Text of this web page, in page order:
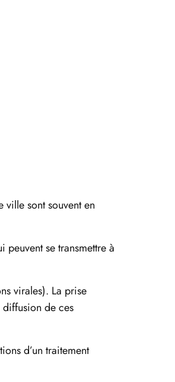
ville sont souvent en
peuvent se transmettre à
virales). La prise
diffusion de ces
d’un traitement